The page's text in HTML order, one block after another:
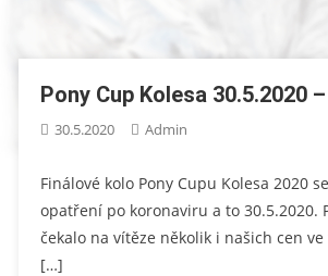
Pony Cup Kolesa 30.5.2020
30.5.2020 Admin
Finálové kolo Pony Cupu Kolesa 2020
opatření po koronaviru a to
čekalo na vítěze několik i našich cen
[…]